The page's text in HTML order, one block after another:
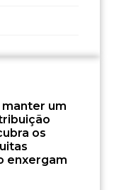
um
os
enxergam